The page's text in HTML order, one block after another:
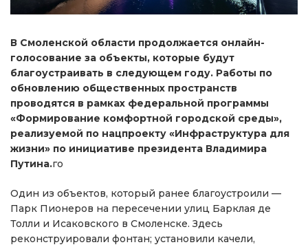
В Смоленской области продолжается онлайн-
голосование за объекты, которые будут
благоустраивать в следующем году. Работы по
обновлению общественных пространств
проводятся в рамках федеральной программы
«Формирование комфортной городской среды»,
реализуемой по нацпроекту «Инфраструктура для
жизни» по инициативе президента Владимира
Путина.го
Один из объектов, который ранее благоустроили —
Парк Пионеров на пересечении улиц Барклая де
Толли и Исаковского в Смоленске. Здесь
реконструировали фонтан; установили качели,